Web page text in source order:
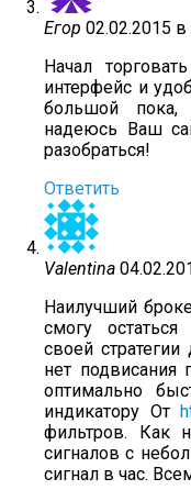
Егор 02.02.2015 в
Начал
интерфейс и
большой пока,
надеюсь Ваш
разобраться!
Ответить
Valentina
Наилучший
смогу
своей
нет подвисания
оптимально
индикатору От
фильтров. Как
сигналов с
сигнал в час.